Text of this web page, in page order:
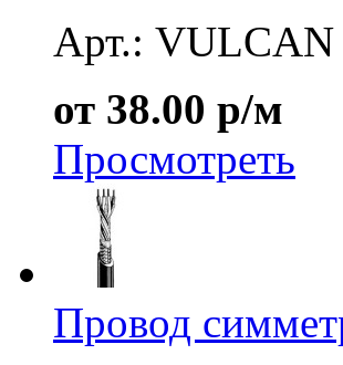
Арт.: VULCAN
от 38.00 р/м
Просмотреть
Провод